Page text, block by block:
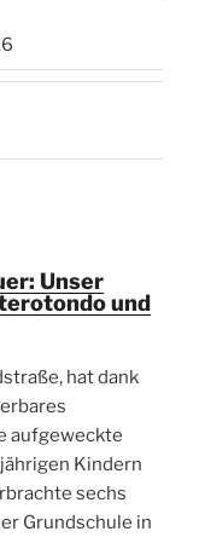
Unser
und
hat dank
aufgeweckte
Kindern
sechs
Grundschule in